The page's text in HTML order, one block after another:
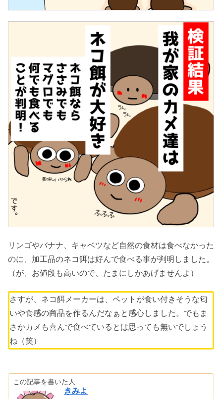
リンゴやバナナ、キャベツなど自然の食材は食べなかった
のに、加工品のネコ餌は好んで食べる事が判明しました。
（が、お値段も高いので、たまにしかあげませんよ）
さすが、ネコ餌メーカーは、ペットが食い付きそうな匂
いや食感の商品を作るんだなぁと感心しました。でもま
さかカメも喜んで食べているとは思っても無いでしょう
ね（笑）
この記事を書いた人
きみよ